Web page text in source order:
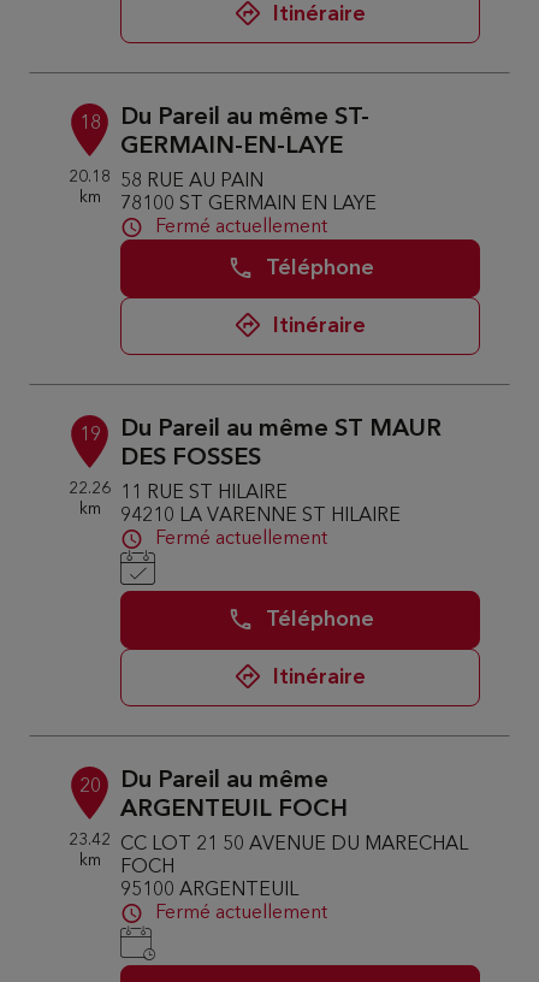
Itinéraire
18
20.18
km
Du Pareil au même ST-
GERMAIN-EN-LAYE
58 RUE AU PAIN
78100 ST GERMAIN EN LAYE
Fermé actuellement
Téléphone
Itinéraire
19
22.26
km
Du Pareil au même ST MAUR
DES FOSSES
11 RUE ST HILAIRE
94210 LA VARENNE ST HILAIRE
Fermé actuellement
Téléphone
Itinéraire
20
23.42
km
Du Pareil au même
ARGENTEUIL FOCH
CC LOT 21 50 AVENUE DU MARECHAL
FOCH
95100 ARGENTEUIL
Fermé actuellement